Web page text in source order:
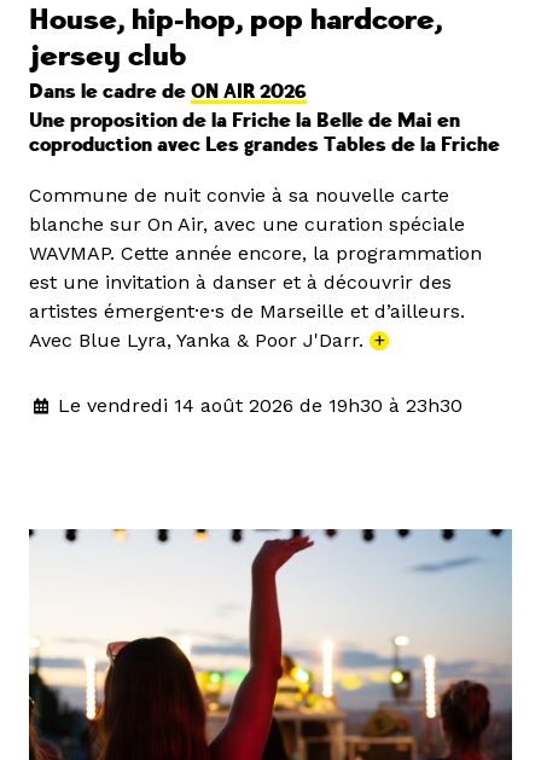
House, hip-hop, pop hardcore,
jersey club
Dans le cadre de ON AIR 2026
Une proposition de la Friche la Belle de Mai en
coproduction avec Les grandes Tables de la Friche
Commune de nuit convie à sa nouvelle carte
blanche sur On Air, avec une curation spéciale
WAVMAP. Cette année encore, la programmation
est une invitation à danser et à découvrir des
artistes émergent·e·s de Marseille et d’ailleurs.
Avec Blue Lyra, Yanka & Poor J'Darr. +
Le vendredi 14 août 2026 de 19h30 à 23h30